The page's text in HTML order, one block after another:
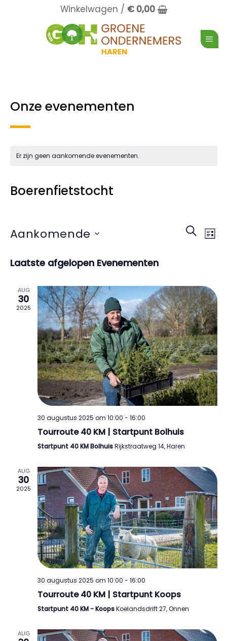
Winkelwagen / €0,00
Onze evenementen
Er zijn geen aankomende evenementen.
Boerenfietstocht
Zoeken
Zoeken
Lijst
Aankomende
een
Laatste afgelopen Evenementen
AUG
30
2025
30 augustus 2025 om 10:00 - 16:00
Tourroute 40 KM | Startpunt Bolhuis
Startpunt 40 KM BolhuisRijkstraatweg 14, Haren
AUG
30
2025
30 augustus 2025 om 10:00 - 16:00
Tourroute 40 KM | Startpunt Koops
Startpunt 40 KM - KoopsKoelandsdrift 27, Onnen
AUG